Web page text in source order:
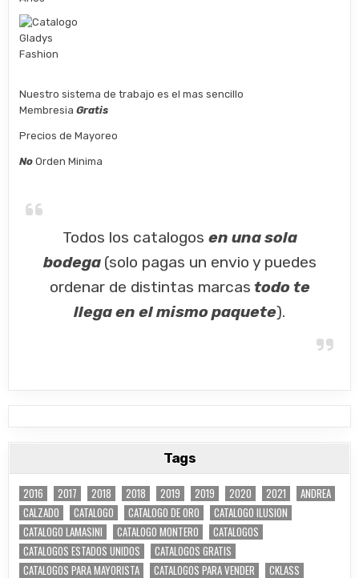
Nuestro sistema de trabajo es el mas sencillo
MembresiaGratis
Precios de Mayoreo
No Orden Minima
Todos los catalogos en una sola
bodega (solo pagas un envio y puedes
ordenar de distintas marcas todo te
llega en el mismo paquete).
Tags
2016 2017 2018 2018 2019 2019 2020 2021
ANDREA
CALZADO
CATALOGO CATALOGO DE ORO
CATALOGO ILUSION
CATALOGO LAMASINI
CATALOGO MONTERO
CATALOGOS
CATALOGOS ESTADOS UNIDOS
CATALOGOS GRATIS
CATALOGOS PARA MAYORISTA
CATALOGOS PARA VENDER CKLASS